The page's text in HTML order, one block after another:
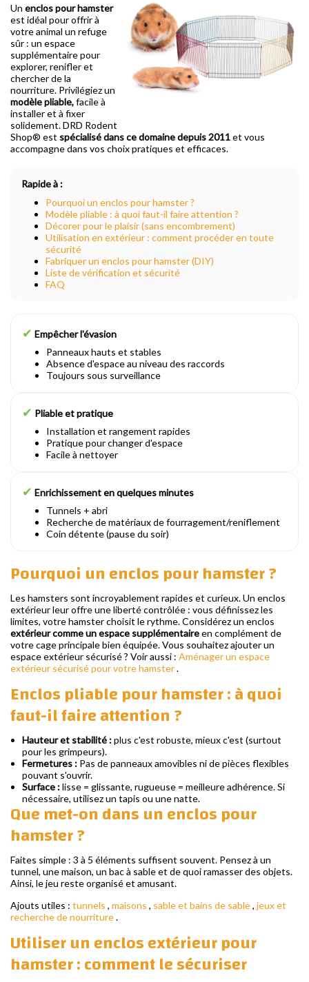
Un enclos pour hamster
est idéal pour offrir à
votre animal un refuge
sûr : un espace
supplémentaire pour
explorer, renifler et
chercher de la
nourriture. Privilégiez un
modèle pliable,facile à
installer et à fixer
solidement. DRD Rodent
Shop® est spécialisé dans ce domaine depuis 2011et vous
accompagne dans vos choix pratiques et efficaces.
Rapide à :
Pourquoi un enclos pour hamster ?
Modèle pliable : à quoi faut-il faire attention ?
Décorer pour le plaisir (sans encombrement)
Utilisation en extérieur : comment procéder en toute
sécurité
Fabriquer un enclos pour hamster (DIY)
Liste de vérification et sécurité
FAQ
✔ Empêcher l'évasion
Panneaux hauts et stables
Absence d'espace au niveau des raccords
Toujours sous surveillance
✔ Pliable et pratique
Installation et rangement rapides
Pratique pour changer d'espace
Facile à nettoyer
✔ Enrichissement en quelques minutes
Tunnels + abri
Recherche de matériaux de fourragement/reniflement
Coin détente (pause du soir)
Pourquoi un enclos pour hamster ?
Les hamsters sont incroyablement rapides et curieux. Un enclos
extérieur leur offre une liberté contrôlée : vous définissez les
limites, votre hamster choisit le rythme. Considérez un enclos
extérieur comme un espace supplémentaireen complément de
votre cage principale bien équipée. Vous souhaitez ajouter un
espace extérieur sécurisé ? Voir aussi : Aménager un espace
extérieur sécurisé pour votre hamster.
Enclos pliable pour hamster : à quoi
faut-il faire attention ?
Hauteur et stabilité :plus c'est robuste, mieux c'est (surtout
pour les grimpeurs).
Fermetures : Pas de panneaux amovibles ni de pièces flexibles
pouvant s'ouvrir.
Surface :lisse = glissante, rugueuse = meilleure adhérence. Si
nécessaire, utilisez un tapis ou une natte.
Que met-on dans un enclos pour
hamster ?
Faites simple : 3 à 5 éléments suffisent souvent. Pensez à un
tunnel, une maison, un bac à sable et de quoi ramasser des objets.
Ainsi, le jeu reste organisé et amusant.
Ajouts utiles : tunnels , maisons , sable et bains de sable, jeux et
recherche de nourriture.
Utiliser un enclos extérieur pour
hamster : comment le sécuriser